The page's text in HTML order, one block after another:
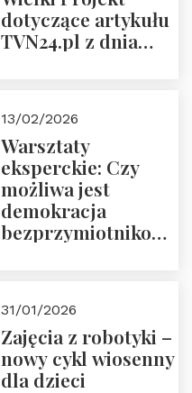
dotyczące artykułu
TVN24.pl z dnia
13/02/2026
Warsztaty
eksperckie: Czy
możliwa jest
demokracja
bezprzymiotnikowa?
31/01/2026
Zajęcia z robotyki –
nowy cykl wiosenny
dla dzieci